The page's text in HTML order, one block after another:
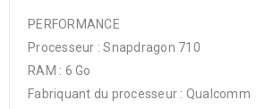
PERFORMANCE
Processeur : Snapdragon 710
RAM : 6 Go
Fabriquant du processeur : Qualcomm